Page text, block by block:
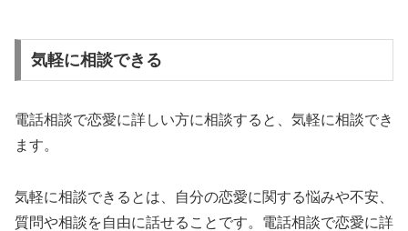
気軽に相談できる
電話相談で恋愛に詳しい方に相談すると、気軽に相談でき
ます。
気軽に相談できるとは、自分の恋愛に関する悩みや不安、
質問や相談を自由に話せることです。電話相談で恋愛に詳